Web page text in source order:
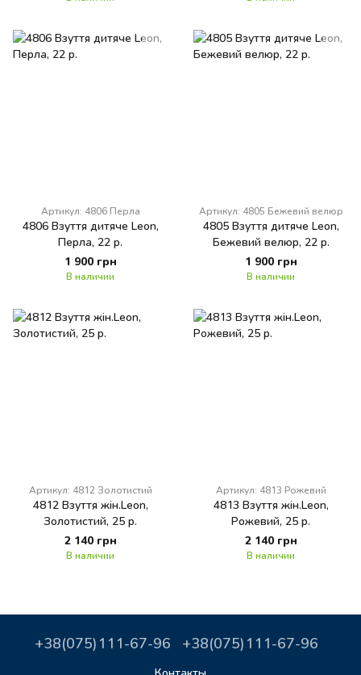
Артикул: 4806 Перла
4806 Взуття дитяче Leon,
Перла, 22 р.
1 900 грн
В наличии
Артикул: 4805 Бежевий велюр
4805 Взуття дитяче Leon,
Бежевий велюр, 22 р.
1 900 грн
В наличии
Артикул: 4812 Золотистий
4812 Взуття жін.Leon,
Золотистий, 25 р.
2 140 грн
В наличии
Артикул: 4813 Рожевий
4813 Взуття жін.Leon,
Рожевий, 25 р.
2 140 грн
В наличии
+38(075)111-67-96 +38(075)111-67-96
Контакты